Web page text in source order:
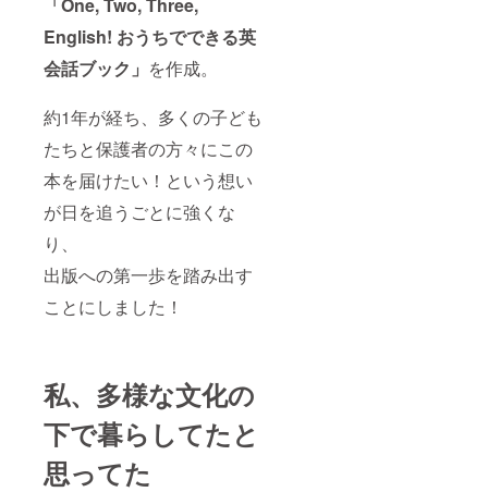
English! おうちでできる英
会話ブック」 を作成。
約1年が経ち、多くの子ども
たちと保護者の方々にこの
本を届けたい！という想い
が日を追うごとに強くな
り、
出版への第一歩を踏み出す
ことにしました！
私、多様な文化の
下で暮らしてたと
思ってた